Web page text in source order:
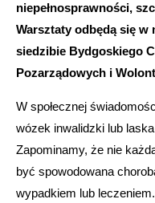
niepełnosprawności,
Warsztaty odbędą się w
siedzibie Bydgoskiego
Pozarządowych i
W społecznej
wózek inwalidzki lub
Zapominamy, że nie
być spowodowana
wypadkiem lub